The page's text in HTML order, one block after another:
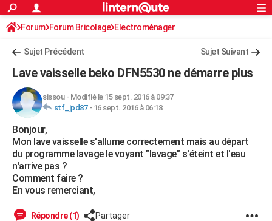
ACTUALITÉS
Politique
Société
Faits Divers
Education
Monde
Villes
+
FINANCE
Retraite
Impôts
Epargne
Immobilier
Risques naturels par ville
Banque
Assurance
Crédit
AUTO
Essais
Réserver un essai
Citadines
Berlines
SUV
Forum auto
+HIGH-TECH
Mobiles
Meilleur smartphone
Internet
Ordinateurs
Jeux vidéo
Guide high-tech
+BRICOLAGE
Forum
Aménagement intérieur
Extérieur
Cuisine
Salle de bains
Jardinage
Rangement
WEEK-END
Guides de France
Escapades
Patrimoine
Expositions
Musées
Week-end nature
LIFESTYLE
S'inscrire
Connexion
Forum Forum Bricolage Electroménager
Sujet Précédent Sujet Suivant
Lave vaisselle beko DFN5530 ne démarre plus
sissou- Modifié le 15 sept. 2016 à 09:37
stf_jpd87- 16 sept. 2016 à 06:18
Bonjour,
Mon lave vaisselle s'allume correctement mais au départ
du programme lavage le voyant "lavage" s'éteint et l'eau
n'arrive pas ?
Comment faire ?
En vous remerciant,
Répondre (1) Partager